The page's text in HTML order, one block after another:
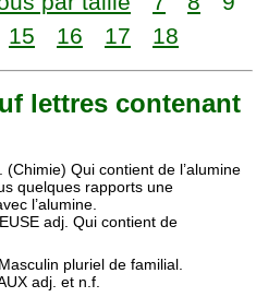
15 16 17 18
lettres contenant
(Chimie) Qui contient de l’alumine
quelques rapports une
l’alumine.
EUSE adj. Qui contient de
pluriel de familial.
adj. et n.f.